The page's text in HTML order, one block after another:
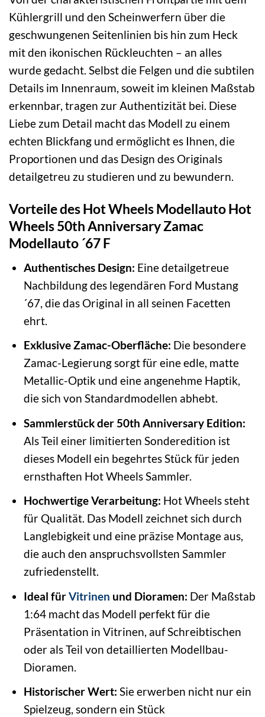
Kühlergrill und den Scheinwerfern über die
geschwungenen Seitenlinien bis hin zum Heck
mit den ikonischen Rückleuchten – an alles
wurde gedacht. Selbst die Felgen und die subtilen
Details im Innenraum, soweit im kleinen Maßstab
erkennbar, tragen zur Authentizität bei. Diese
Liebe zum Detail macht das Modell zu einem
echten Blickfang und ermöglicht es Ihnen, die
Proportionen und das Design des Originals
detailgetreu zu studieren und zu bewundern.
Vorteile des Hot Wheels Modellauto Hot
Wheels 50th Anniversary Zamac
Modellauto ´67 F
Authentisches Design: Eine detailgetreue
Nachbildung des legendären Ford Mustang
´67, die das Original in all seinen Facetten
ehrt.
Exklusive Zamac-Oberfläche: Die besondere
Zamac-Legierung sorgt für eine edle, matte
Metallic-Optik und eine angenehme Haptik,
die sich von Standardmodellen abhebt.
Sammlerstück der 50th Anniversary Edition:
Als Teil einer limitierten Sonderedition ist
dieses Modell ein begehrtes Stück für jeden
ernsthaften Hot Wheels Sammler.
Hochwertige Verarbeitung: Hot Wheels steht
für Qualität. Das Modell zeichnet sich durch
Langlebigkeit und eine präzise Montage aus,
die auch den anspruchsvollsten Sammler
zufriedenstellt.
Ideal fürVitrinen und Dioramen: Der Maßstab
1:64 macht das Modell perfekt für die
Präsentation in Vitrinen, auf Schreibtischen
oder als Teil von detaillierten Modellbau-
Dioramen.
Historischer Wert: Sie erwerben nicht nur ein
Spielzeug, sondern ein Stück